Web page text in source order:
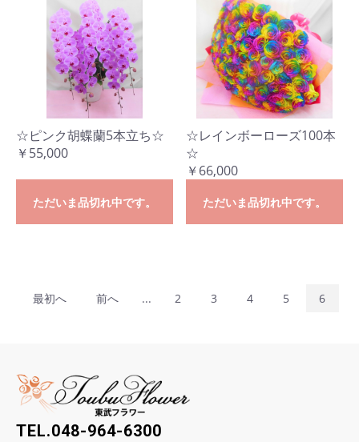
☆ピンク胡蝶蘭5本立ち☆
￥55,000
ただいま品切れ中です。
☆レインボーローズ100本
☆
￥66,000
ただいま品切れ中です。
最初へ 前へ ... 2 3 4 5 6
TEL.048-964-6300